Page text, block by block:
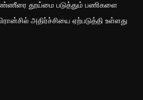
தண்ணீரை தூய்மை படுத்தும் பணிகளை
அதிர்ச்சியை ஏற்படுத்தி உள்ளது